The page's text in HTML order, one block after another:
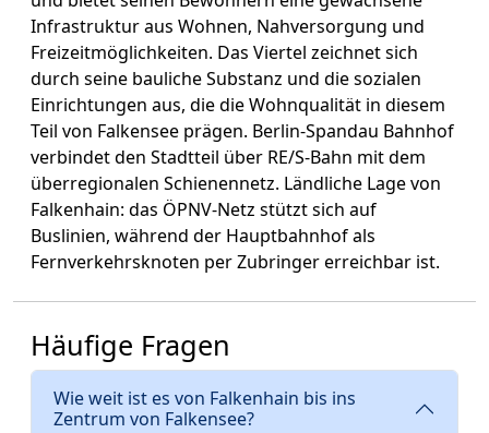
Infrastruktur aus Wohnen, Nahversorgung und
Freizeitmöglichkeiten. Das Viertel zeichnet sich
durch seine bauliche Substanz und die sozialen
Einrichtungen aus, die die Wohnqualität in diesem
Teil von Falkensee prägen. Berlin-Spandau Bahnhof
verbindet den Stadtteil über RE/S-Bahn mit dem
überregionalen Schienennetz. Ländliche Lage von
Falkenhain: das ÖPNV-Netz stützt sich auf
Buslinien, während der Hauptbahnhof als
Fernverkehrsknoten per Zubringer erreichbar ist.
Häufige Fragen
Wie weit ist es von Falkenhain bis ins
Zentrum von Falkensee?